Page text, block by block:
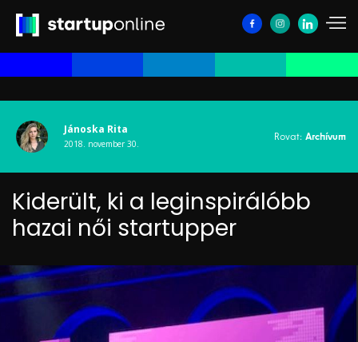
Jánoska Rita
2018. november 30.
Rovat: Archívum
Kiderült, ki a leginspirálóbb
hazai női startupper